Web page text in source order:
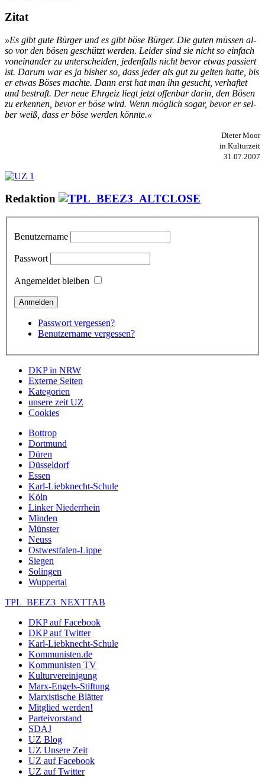
Zitat
»Es gibt gu­te Bür­ger und es gibt bö­se Bür­ger. Die gu­ten müs­sen al­
so vor den bö­sen ge­schützt wer­den. Lei­der sind sie nicht so ein­fach
von­ein­an­der zu un­ter­schei­den, je­den­falls nicht be­vor et­was pas­siert
ist. Dar­um war es ja bis­her so, dass je­der als gut zu gel­ten hat­te, bis
er et­was Bö­ses mach­te. Dann erst hat man ihn ge­sucht, ver­haf­tet
und be­straft. Der neue Ehr­geiz liegt jetzt of­fen­bar dar­in, den Bö­sen
zu er­ken­nen, be­vor er bö­se wird. Wenn mög­lich so­gar, be­vor er sel­
ber weiß, dass er bö­se wer­den könn­te.«
Dieter Moor
in Kulturzeit
31.07.2007
Redaktion
Benutzername
Passwort
Angemeldet bleiben
Passwort vergessen?
Benutzername vergessen?
DKP in NRW
Externe Seiten
Kategorien
unsere zeit UZ
Cookies
Bottrop
Dortmund
Düren
Düsseldorf
Essen
Karl-Liebknecht-Schule
Köln
Linker Niederrhein
Minden
Münster
Neuss
Ostwestfalen-Lippe
Siegen
Solingen
Wuppertal
TPL_BEEZ3_NEXTTAB
DKP auf Facebook
DKP auf Twitter
Karl-Liebknecht-Schule
Kommunisten.de
Kommunisten TV
Kulturvereinigung
Marx-Engels-Stiftung
Marxistische Blätter
Mitglied werden!
Parteivorstand
SDAJ
UZ Blog
UZ Unsere Zeit
UZ auf Facebook
UZ auf Twitter